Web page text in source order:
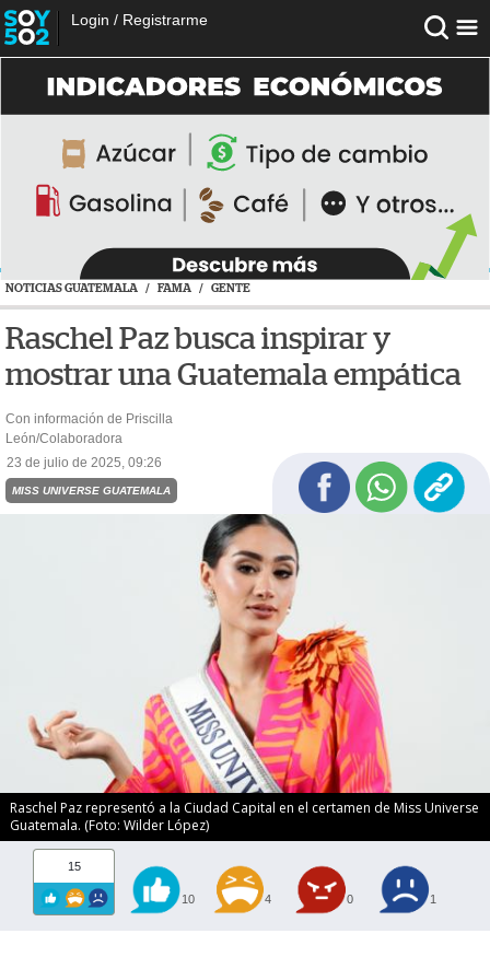
Login / Registrarme
NOTICIAS GUATEMALA / FAMA / GENTE
Raschel Paz busca inspirar y
mostrar una Guatemala empática
Con información de Priscilla
León/Colaboradora
23 de julio de 2025, 09:26
MISS UNIVERSE GUATEMALA
Raschel Paz representó a la Ciudad Capital en el certamen de Miss Universe
Guatemala. (Foto: Wilder López)
15
10 4 0 1